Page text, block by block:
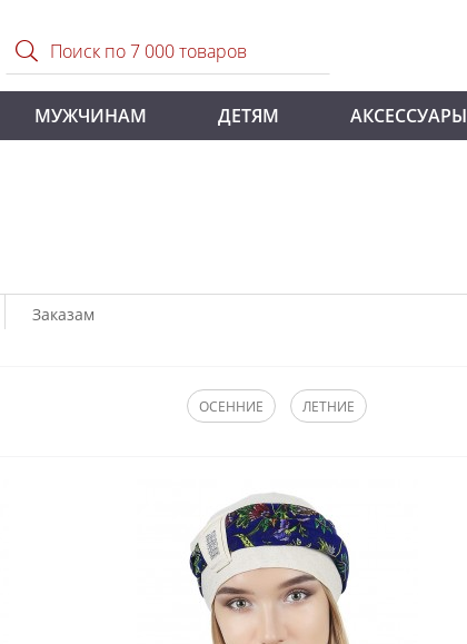
МУЖЧИНАМ ДЕТЯМ АКСЕССУАРЫ
Заказам
ОСЕННИЕ ЛЕТНИЕ